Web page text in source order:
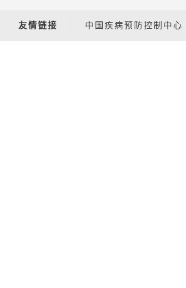
友情链接 中国疾病预防控制中心